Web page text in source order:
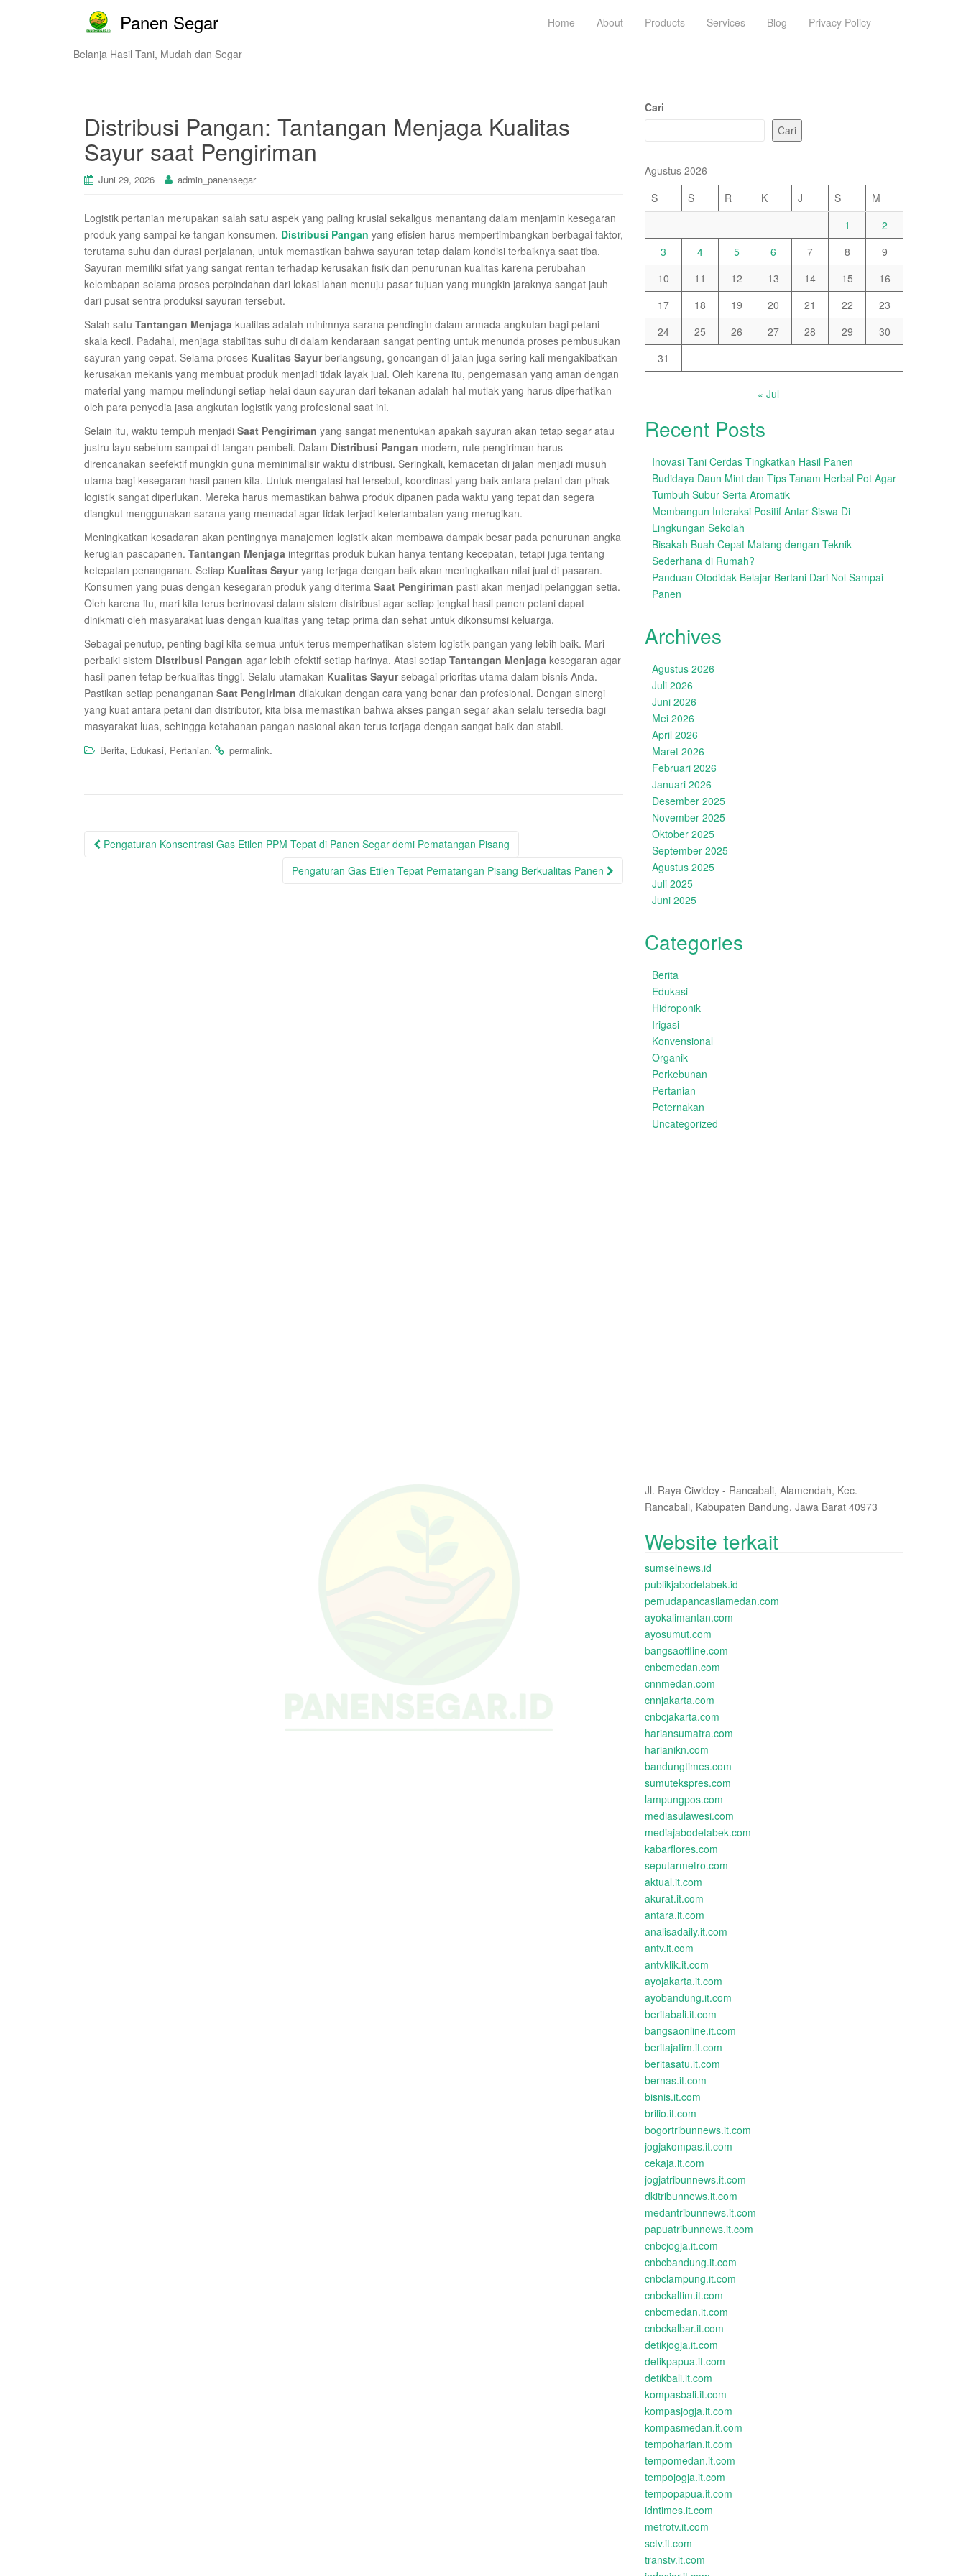
Panen Segar
Belanja Hasil Tani, Mudah dan Segar
Home About Products Services Blog Privacy Policy
Distribusi Pangan: Tantangan Menjaga Kualitas
Sayur saat Pengiriman
Juni 29, 2026 admin_panensegar
Logistik pertanian merupakan salah satu aspek yang paling krusial sekaligus menantang dalam menjamin kesegaran
produk yang sampai ke tangan konsumen. Distribusi Pangan yang efisien harus mempertimbangkan berbagai faktor,
terutama suhu dan durasi perjalanan, untuk memastikan bahwa sayuran tetap dalam kondisi terbaiknya saat tiba.
Sayuran memiliki sifat yang sangat rentan terhadap kerusakan fisik dan penurunan kualitas karena perubahan
kelembapan selama proses perpindahan dari lokasi lahan menuju pasar tujuan yang mungkin jaraknya sangat jauh
dari pusat sentra produksi sayuran tersebut.
Salah satu Tantangan Menjaga kualitas adalah minimnya sarana pendingin dalam armada angkutan bagi petani
skala kecil. Padahal, menjaga stabilitas suhu di dalam kendaraan sangat penting untuk menunda proses pembusukan
sayuran yang cepat. Selama proses Kualitas Sayurberlangsung, goncangan di jalan juga sering kali mengakibatkan
kerusakan mekanis yang membuat produk menjadi tidak layak jual. Oleh karena itu, pengemasan yang aman dengan
material yang mampu melindungi setiap helai daun sayuran dari tekanan adalah hal mutlak yang harus diperhatikan
oleh para penyedia jasa angkutan logistik yang profesional saat ini.
Selain itu, waktu tempuh menjadi Saat Pengiriman yang sangat menentukan apakah sayuran akan tetap segar atau
justru layu sebelum sampai di tangan pembeli. Dalam Distribusi Pangan modern, rute pengiriman harus
direncanakan seefektif mungkin guna meminimalisir waktu distribusi. Seringkali, kemacetan di jalan menjadi musuh
utama bagi kesegaran hasil panen kita. Untuk mengatasi hal tersebut, koordinasi yang baik antara petani dan pihak
logistik sangat diperlukan. Mereka harus memastikan bahwa produk dipanen pada waktu yang tepat dan segera
diangkut menggunakan sarana yang memadai agar tidak terjadi keterlambatan yang merugikan.
Meningkatkan kesadaran akan pentingnya manajemen logistik akan membawa dampak besar pada penurunan angka
kerugian pascapanen. Tantangan Menjaga integritas produk bukan hanya tentang kecepatan, tetapi juga tentang
ketepatan penanganan. Setiap Kualitas Sayuryang terjaga dengan baik akan meningkatkan nilai jual di pasaran.
Konsumen yang puas dengan kesegaran produk yang diterima Saat Pengiriman pasti akan menjadi pelanggan setia.
Oleh karena itu, mari kita terus berinovasi dalam sistem distribusi agar setiap jengkal hasil panen petani dapat
dinikmati oleh masyarakat luas dengan kualitas yang tetap prima dan sehat untuk dikonsumsi keluarga.
Sebagai penutup, penting bagi kita semua untuk terus memperhatikan sistem logistik pangan yang lebih baik. Mari
perbaiki sistem Distribusi Pangan agar lebih efektif setiap harinya. Atasi setiap Tantangan Menjaga kesegaran agar
hasil panen tetap berkualitas tinggi. Selalu utamakan Kualitas Sayursebagai prioritas utama dalam bisnis Anda.
Pastikan setiap penanganan Saat Pengiriman dilakukan dengan cara yang benar dan profesional. Dengan sinergi
yang kuat antara petani dan distributor, kita bisa memastikan bahwa akses pangan segar akan selalu tersedia bagi
masyarakat luas, sehingga ketahanan pangan nasional akan terus terjaga dengan sangat baik dan stabil.
Berita, Edukasi, Pertanian. permalink.
Post
Pengaturan Konsentrasi Gas Etilen PPM Tepat di Panen Segar demi Pematangan Pisang
Pengaturan Gas Etilen Tepat Pematangan Pisang Berkualitas Panen
Cari
Cari
Agustus 2026
S
S R K J S
M
1
2
3
4 5 6 7 8
9
10
11 12 13 14 15
16
17
18 19 20 21 22
23
24
25 26 27 28 29
30
31
« Jul
Recent Posts
Inovasi Tani Cerdas Tingkatkan Hasil Panen
Budidaya Daun Mint dan Tips Tanam Herbal Pot Agar
Tumbuh Subur Serta Aromatik
Membangun Interaksi Positif Antar Siswa Di
Lingkungan Sekolah
Bisakah Buah Cepat Matang dengan Teknik
Sederhana di Rumah?
Panduan Otodidak Belajar Bertani Dari Nol Sampai
Panen
Archives
Agustus 2026
Juli 2026
Juni 2026
Mei 2026
April 2026
Maret 2026
Februari 2026
Januari 2026
Desember 2025
November 2025
Oktober 2025
September 2025
Agustus 2025
Juli 2025
Juni 2025
Categories
Berita
Edukasi
Hidroponik
Irigasi
Konvensional
Organik
Perkebunan
Pertanian
Peternakan
Uncategorized
Jl. Raya Ciwidey - Rancabali, Alamendah, Kec.
Rancabali, Kabupaten Bandung, Jawa Barat 40973
Website terkait
sumselnews.id
publikjabodetabek.id
pemudapancasilamedan.com
ayokalimantan.com
ayosumut.com
bangsaoffline.com
cnbcmedan.com
cnnmedan.com
cnnjakarta.com
cnbcjakarta.com
hariansumatra.com
harianikn.com
bandungtimes.com
sumutekspres.com
lampungpos.com
mediasulawesi.com
mediajabodetabek.com
kabarflores.com
seputarmetro.com
aktual.it.com
akurat.it.com
antara.it.com
analisadaily.it.com
antv.it.com
antvklik.it.com
ayojakarta.it.com
ayobandung.it.com
beritabali.it.com
bangsaonline.it.com
beritajatim.it.com
beritasatu.it.com
bernas.it.com
bisnis.it.com
brilio.it.com
bogortribunnews.it.com
jogjakompas.it.com
cekaja.it.com
jogjatribunnews.it.com
dkitribunnews.it.com
medantribunnews.it.com
papuatribunnews.it.com
cnbcjogja.it.com
cnbcbandung.it.com
cnbclampung.it.com
cnbckaltim.it.com
cnbcmedan.it.com
cnbckalbar.it.com
detikjogja.it.com
detikpapua.it.com
detikbali.it.com
kompasbali.it.com
kompasjogja.it.com
kompasmedan.it.com
tempoharian.it.com
tempomedan.it.com
tempojogja.it.com
tempopapua.it.com
idntimes.it.com
metrotv.it.com
sctv.it.com
transtv.it.com